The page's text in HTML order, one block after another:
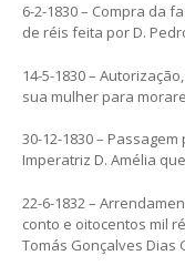
6-2-1830 – Compra da
de réis feita por D.
14-5-1830 –
sua mulher para
30-12-1830 –
Imperatriz D. Amélia
22-6-1832 –
conto e oitocentos mil
Tomás Gonçalves Dias